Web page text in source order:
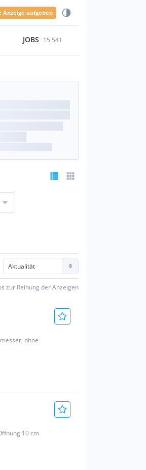
Anzeige aufgeben
JOBS 15.541
zur Reihung der Anzeigen
ohne
10 cm